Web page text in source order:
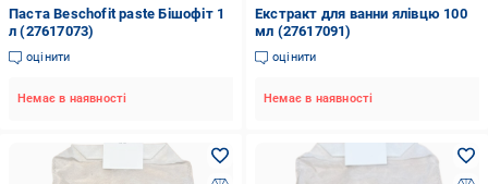
Паста Beschofit paste Бішофіт 1
л (27617073)
оцінити
Немає в наявності
Екстракт для ванни ялівцю 100
мл (27617091)
оцінити
Немає в наявності